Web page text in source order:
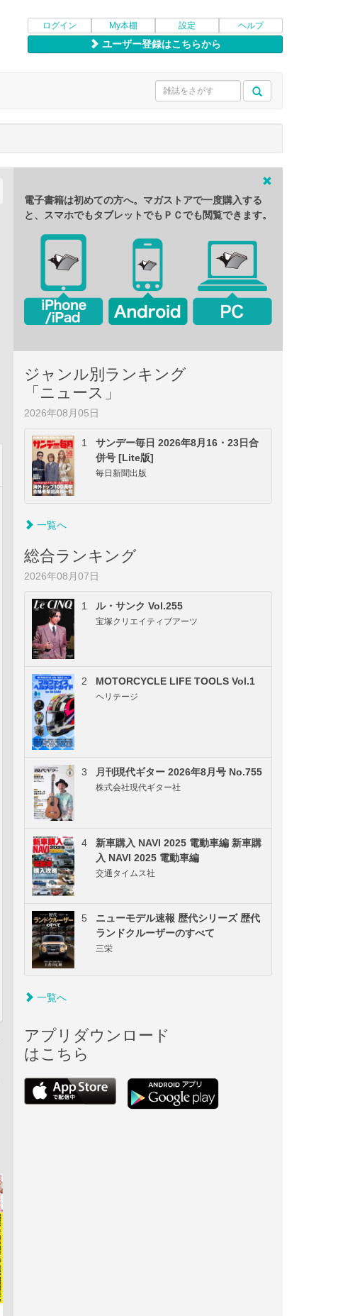
ログイン My本棚 設定 ヘルプ
ユーザー登録はこちらから
電子書籍は初めての方へ。マガストアで一度購入する
と、スマホでもタブレットでもＰＣでも閲覧できます。
ジャンル別ランキング
「ニュース」
2026年08月05日
1
サンデー毎日 2026年8月16・23日合
併号 [Lite版]
毎日新聞出版
一覧へ
総合ランキング
2026年08月07日
1 ル・サンク Vol.255
宝塚クリエイティブアーツ
2 MOTORCYCLE LIFE TOOLS Vol.1
ヘリテージ
3 月刊現代ギター 2026年8月号 No.755
株式会社現代ギター社
4
新車購入 NAVI 2025 電動車編 新車購
入 NAVI 2025 電動車編
交通タイムス社
5
ニューモデル速報 歴代シリーズ 歴代
ランドクルーザーのすべて
三栄
一覧へ
アプリダウンロード
はこちら